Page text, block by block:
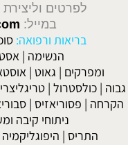
לפרטים וליצירת קשר
במייל:
בריאות ורפואה:
הנשימה |
ומפרקים | גאוט |
גבוה |כולסטרול |
הקרחה | פסוריאזיס |
ניתוחי קיבה
התריס | היפוגליקמיה